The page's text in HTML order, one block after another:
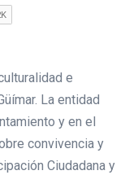
e
La entidad
y en el
convivencia y
Ciudadana y